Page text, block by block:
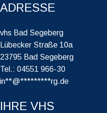
ADRESSE
vhs Bad Segeberg
Lübecker Straße 10a
23795 Bad Segeberg
Tel.: 04551 966-30
in**@*********rg.de
IHRE VHS